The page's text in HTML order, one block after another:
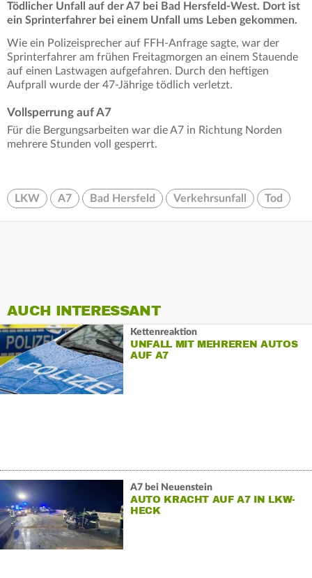
Tödlicher Unfall auf der A7 bei Bad Hersfeld-West. Dort ist
ein Sprinterfahrer bei einem Unfall ums Leben gekommen.
Wie ein Polizeisprecher auf FFH-Anfrage sagte, war der
Sprinterfahrer am frühen Freitagmorgen an einem Stauende
auf einen Lastwagen aufgefahren. Durch den heftigen
Aufprall wurde der 47-Jährige tödlich verletzt.
Vollsperrung auf A7
Für die Bergungsarbeiten war die A7 in Richtung Norden
mehrere Stunden voll gesperrt.
LKW A7 Bad Hersfeld Verkehrsunfall Tod
AUCH INTERESSANT
Kettenreaktion
UNFALL MIT MEHREREN AUTOS
AUF A7
A7 bei Neuenstein
AUTO KRACHT AUF A7 IN LKW-
HECK